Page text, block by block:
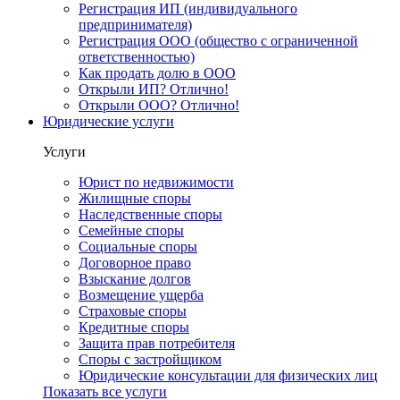
Регистрация ИП (индивидуального
предпринимателя)
Регистрация ООО (общество с ограниченной
ответственностью)
Как продать долю в ООО
Открыли ИП? Отлично!
Открыли ООО? Отлично!
Юридические услуги
Услуги
Юрист по недвижимости
Жилищные споры
Наследственные споры
Семейные споры
Социальные споры
Договорное право
Взыскание долгов
Возмещение ущерба
Страховые споры
Кредитные споры
Защита прав потребителя
Споры с застройщиком
Юридические консультации для физических лиц
Показать все услуги